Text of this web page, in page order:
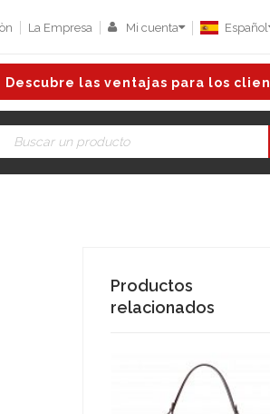
La Empresa Mi cuenta Español
Descubre las ventajas para los
Productos
relacionados